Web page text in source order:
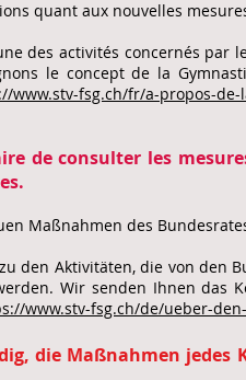
quant aux nouvelles
des activités concernés
le concept de la
www.stv-fsg.ch/fr/a-propos-
de consulter les
Maßnahmen des
den Aktivitäten, die von
Wir senden Ihnen das
www.stv-fsg.ch/de/ueber-
die Maßnahmen